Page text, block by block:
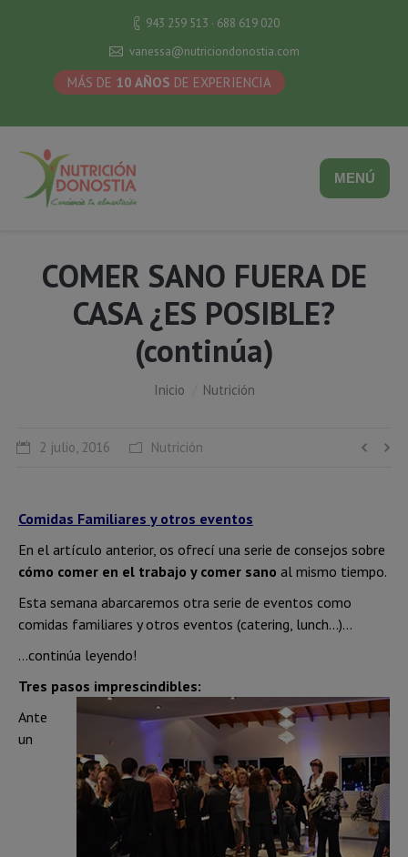
943 259 513 · 688 619 020
vanessa@nutriciondonostia.com
MÁS DE 10 AÑOS DE EXPERIENCIA
MENÚ
COMER SANO FUERA DE
CASA ¿ES POSIBLE?
(continúa)
Inicio Nutrición
2 julio, 2016 Nutrición
Comidas Familiares y otros eventos
En el artículo anterior, os ofrecí una serie de consejos sobre
cómo comer en el trabajo y comer sano al mismo tiempo.
Esta semana abarcaremos otra serie de eventos como
comidas familiares y otros eventos (catering, lunch…)…
…continúa leyendo!
Tres pasos imprescindibles:
Ante
un